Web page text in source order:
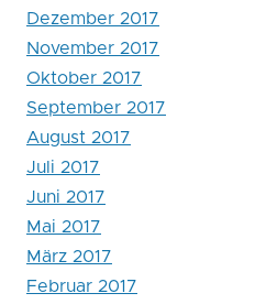
Dezember 2017
November 2017
Oktober 2017
September 2017
August 2017
Juli 2017
Juni 2017
Mai 2017
März 2017
Februar 2017